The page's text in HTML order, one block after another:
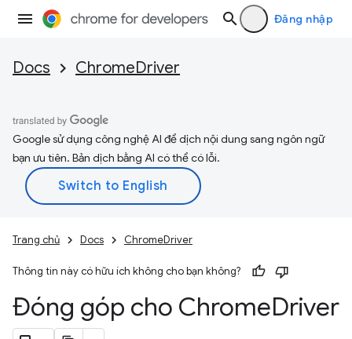
Đăng nhập
Docs ChromeDriver
Google sử dụng công nghệ AI để dịch nội dung sang ngôn ngữ
bạn ưu tiên. Bản dịch bằng AI có thể có lỗi.
Trang chủ Docs ChromeDriver
Thông tin này có hữu ích không cho bạn không?
Đóng góp cho ChromeDriver